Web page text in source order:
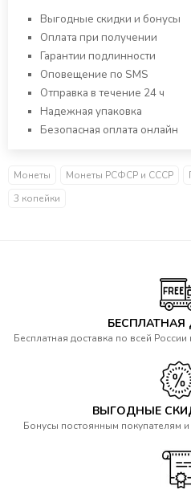
Выгодные скидки и бонусы
Оплата при получении
Гарантии подлинности
Оповещение по SMS
Отправка в течение 24 ч
Надежная упаковка
Безопасная оплата онлайн
Монеты Монеты РСФСР и СССР
3 копейки
БЕСПЛАТНАЯ
Бесплатная доставка по всей
ВЫГОДНЫЕ
Бонусы постоянным покупателям